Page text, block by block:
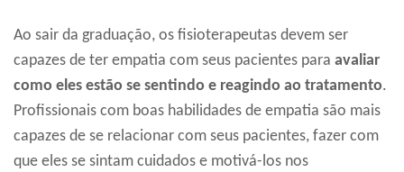
Ao sair da graduação, os fisioterapeutas devem ser
capazes de ter empatia com seus pacientes para avaliar
como eles estão se sentindo e reagindo ao tratamento.
Profissionais com boas habilidades de empatia são mais
capazes de se relacionar com seus pacientes, fazer com
que eles se sintam cuidados e motivá-los nos